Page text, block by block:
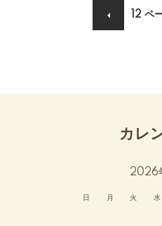
12 ペ
カレ
2026
日 月 火 水